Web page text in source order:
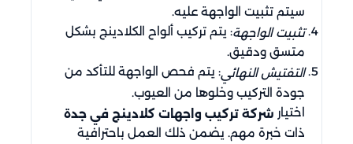
سيتم تثبيت الواجهة عليه.
تثبيت الواجهة: يتم تركيب ألواح الكلادينج بشكل
متسق ودقيق.
التفتيش النهائي: يتم فحص الواجهة للتأكد من
جودة التركيب وخلوها من العيوب.
اختيار شركة تركيب واجهات كلادينج في جدة
ذات خبرة مهم. يضمن ذلك العمل باحترافية